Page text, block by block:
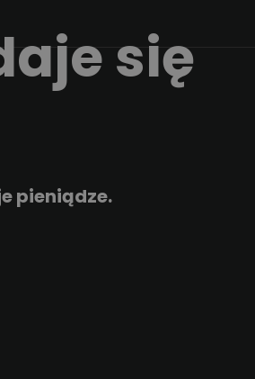
się
pieniądze.